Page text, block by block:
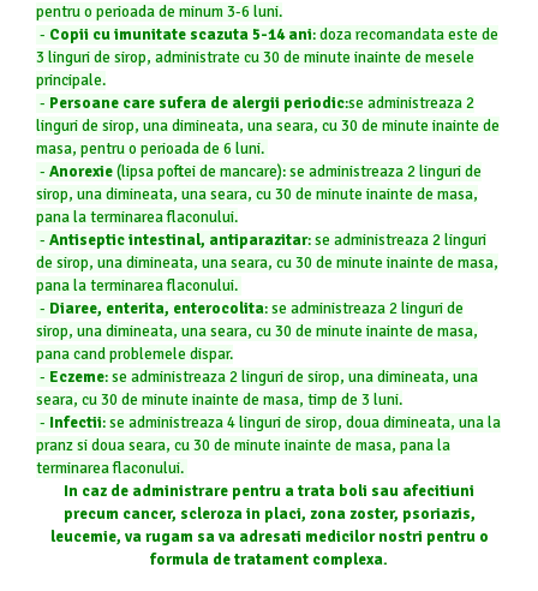
pentru o perioada de minum 3-6 luni.
- Copii cu imunitate scazuta 5-14 ani: doza recomandata este de
3 linguri de sirop, administrate cu 30 de minute inainte de mesele
principale.
- Persoane care sufera de alergii periodic:se administreaza 2
linguri de sirop, una dimineata, una seara, cu 30 de minute inainte de
masa, pentru o perioada de 6 luni.
- Anorexie(lipsa poftei de mancare):se administreaza 2 linguri de
sirop, una dimineata, una seara, cu 30 de minute inainte de masa,
pana la terminarea flaconului.
- Antiseptic intestinal, antiparazitar:se administreaza 2 linguri
de sirop, una dimineata, una seara, cu 30 de minute inainte de masa,
pana la terminarea flaconului.
- Diaree, enterita, enterocolita:se administreaza 2 linguri de
sirop, una dimineata, una seara, cu 30 de minute inainte de masa,
pana cand problemele dispar.
- Eczeme:se administreaza 2 linguri de sirop, una dimineata, una
seara, cu 30 de minute inainte de masa, timp de 3 luni.
- Infectii:se administreaza 4 linguri de sirop, doua dimineata, una la
pranz si doua seara, cu 30 de minute inainte de masa, pana la
terminarea flaconului.
In caz de administrare pentru a trata boli sau afecitiuni
precum cancer, scleroza in placi, zona zoster, psoriazis,
leucemie, va rugam sa va adresati medicilor nostri pentru o
formula de tratament complexa.